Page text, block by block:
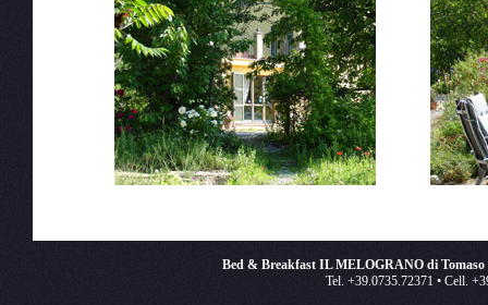
Bed & Breakfast IL MELOGRANO di Tomaso
Tel. +39.0735.72371 • Cell.